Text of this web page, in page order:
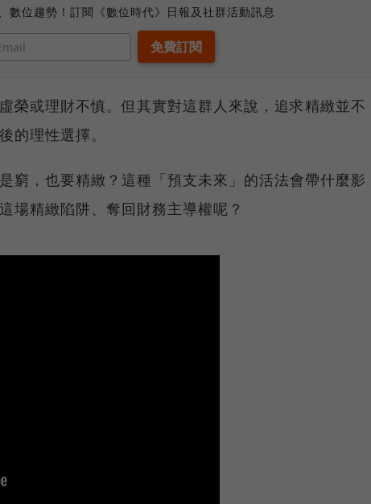
數位趨勢！訂閱《數位時代》日報及社群活動訊息
榮或理財不慎。但其實對這群人來說，追求精緻並不
的理性選擇。
窮，也要精緻？這種「預支未來」的活法會帶什麼影
場精緻陷阱、奪回財務主導權呢？